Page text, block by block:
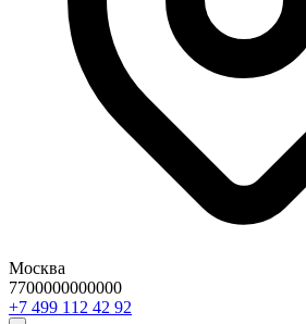
Москва
7700000000000
29 24 211 994 7+